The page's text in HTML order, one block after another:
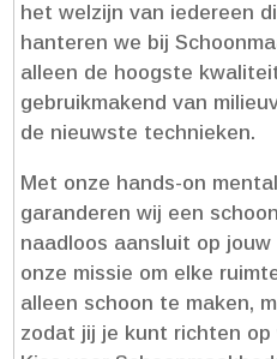
het welzijn van iedereen
hanteren we bij
alleen de hoogste
gebruikmakend van
de nieuwste technieken.​
Met onze hands-on
garanderen wij een
naadloos aansluit op
onze missie om elke
alleen schoon te maken,
zodat jij je kunt richten